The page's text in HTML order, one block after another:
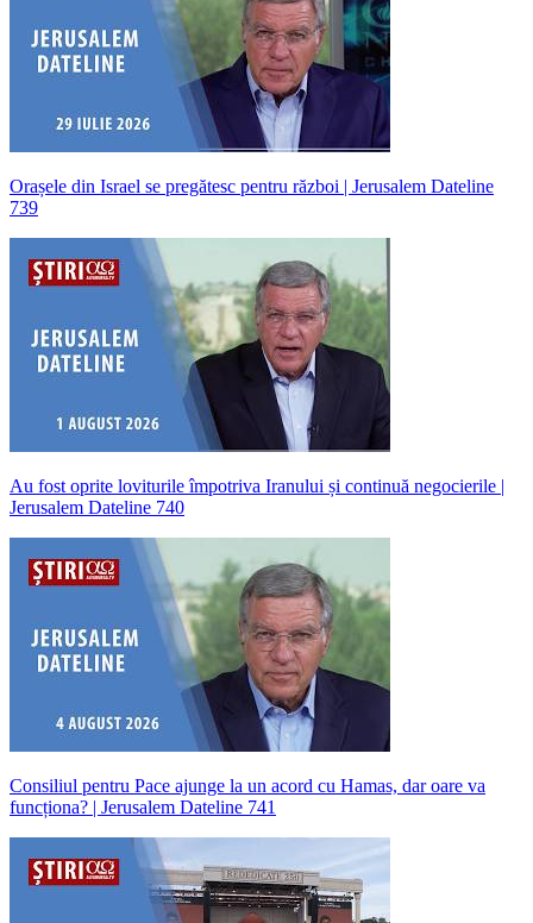
Orașele din Israel se pregătesc pentru război | Jerusalem Dateline
739
Au fost oprite loviturile împotriva Iranului și continuă negocierile |
Jerusalem Dateline 740
Consiliul pentru Pace ajunge la un acord cu Hamas, dar oare va
funcționa? | Jerusalem Dateline 741